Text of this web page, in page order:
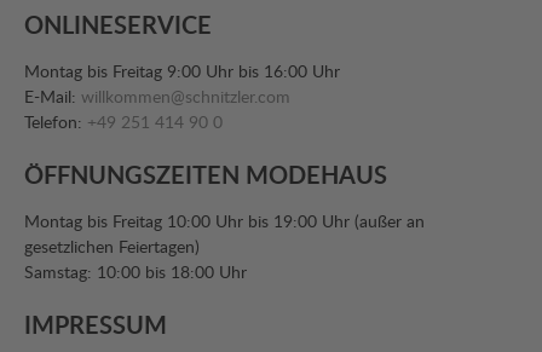
ONLINESERVICE
Montag bis Freitag 9:00 Uhr bis 16:00 Uhr
E-Mail: willkommen@schnitzler.com
Telefon: +49 251 414 90 0
ÖFFNUNGSZEITEN MODEHAUS
Montag bis Freitag 10:00 Uhr bis 19:00 Uhr (außer an
gesetzlichen Feiertagen)
Samstag: 10:00 bis 18:00 Uhr
IMPRESSUM